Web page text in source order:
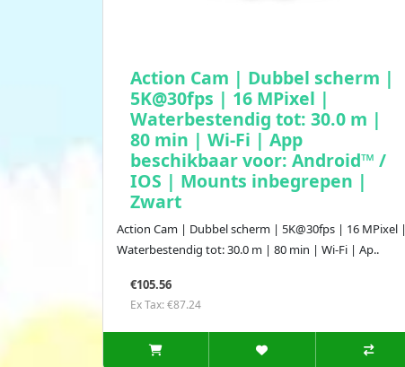
Action Cam | Dubbel scherm |
5K@30fps | 16 MPixel |
Waterbestendig tot: 30.0 m |
80 min | Wi-Fi | App
beschikbaar voor: Android™ /
IOS | Mounts inbegrepen |
Zwart
Action Cam | Dubbel scherm | 5K@30fps | 16 MPixel |
Waterbestendig tot: 30.0 m | 80 min | Wi-Fi | Ap..
€105.56
Ex Tax: €87.24